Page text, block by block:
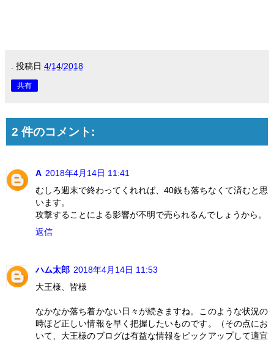
投稿日 4/14/2018
共有
2 件のコメント:
A 2018年4月14日 11:41
むしろ週末で終わってくれれば、40銭も落ちなくて済むと思
います。
攻撃することによる影響が不明で売られるんでしょうから。
返信
ハム太郎 2018年4月14日 11:53
大王様、皆様
なかなか落ち着かない日々が続きますね。このような状況の
時ほど正しい情報を早く把握したいものです。（その点にお
いて、大王様のブログは有益な情報をピックアップして適宜